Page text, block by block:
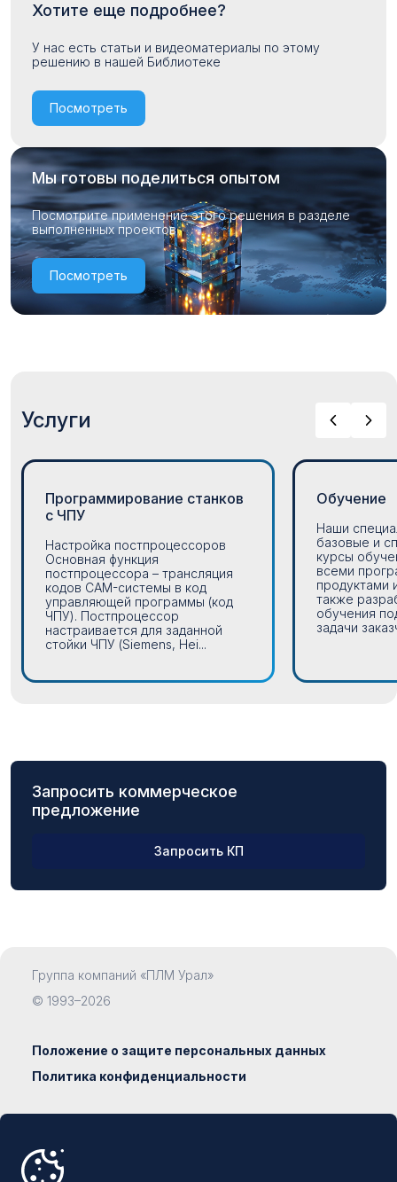
Хотите еще подробнее?
У нас есть статьи и видеоматериалы по этому
решению в нашей Библиотеке
Посмотреть
Мы готовы поделиться опытом
Посмотрите применение этого решения в разделе
выполненных проектов
Посмотреть
Услуги
Программирование станков
с ЧПУ
Настройка постпроцессоров
Основная функция
постпроцессора – трансляция
кодов CAM-системы в код
управляющей программы (код
ЧПУ). Постпроцессор
настраивается для заданной
стойки ЧПУ (Siemens, Hei...
Обучение
Наши
базовые и
курсы
всеми
продуктами
также
обучения
задачи
Запросить коммерческое
предложение
Запросить КП
Компания
Группа компаний «ПЛМ Урал»
© 1993–2026
Положение о защите персональных данных
Политика конфиденциальности